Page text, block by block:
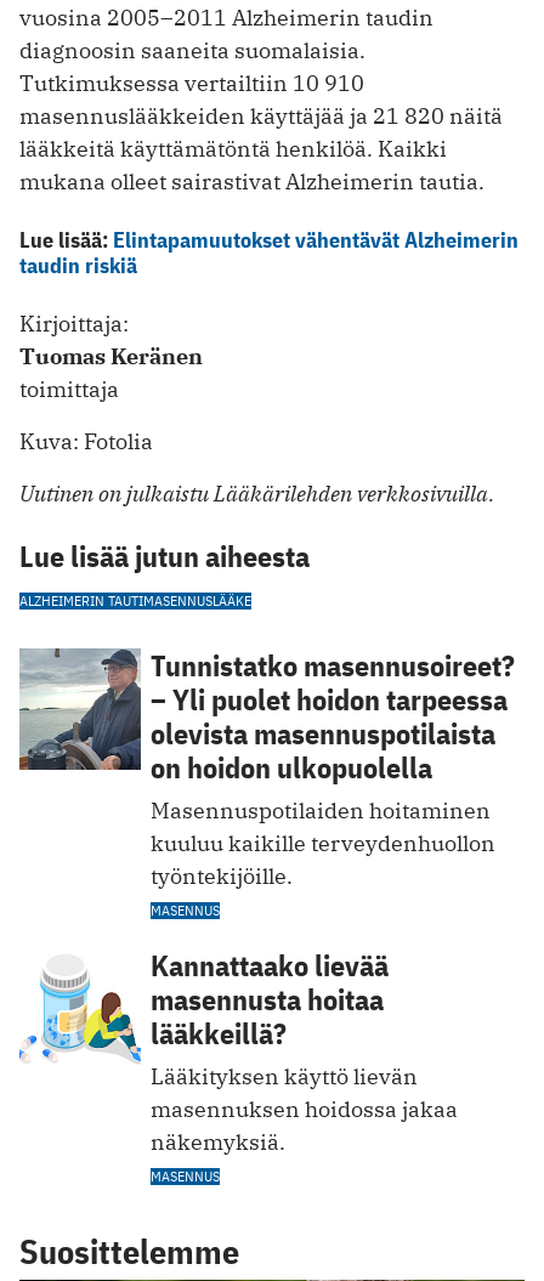
vuosina 2005–2011 Alzheimerin taudin
diagnoosin saaneita suomalaisia.
Tutkimuksessa vertailtiin 10 910
masennuslääkkeiden käyttäjää ja 21 820 näitä
lääkkeitä käyttämätöntä henkilöä. Kaikki
mukana olleet sairastivat Alzheimerin tautia.
Lue lisää: Elintapamuutokset vähentävät Alzheimerin
taudin riskiä
Kirjoittaja:
Tuomas Keränen
toimittaja
Kuva: Fotolia
Uutinen on julkaistu Lääkärilehden verkkosivuilla.
Lue lisää jutun aiheesta
ALZHEIMERIN TAUTIMASENNUSLÄÄKE
Tunnistatko masennusoireet?
– Yli puolet hoidon tarpeessa
olevista masennuspotilaista
on hoidon ulkopuolella
Masennuspotilaiden hoitaminen
kuuluu kaikille terveydenhuollon
työntekijöille.
MASENNUS
Kannattaako lievää
masennusta hoitaa
lääkkeillä?
Lääkityksen käyttö lievän
masennuksen hoidossa jakaa
näkemyksiä.
MASENNUS
Suosittelemme